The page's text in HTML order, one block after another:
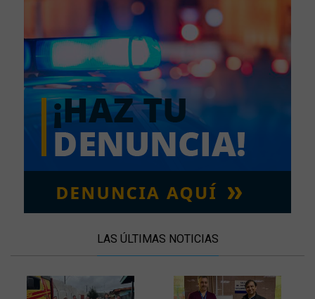
LAS ÚLTIMAS NOTICIAS